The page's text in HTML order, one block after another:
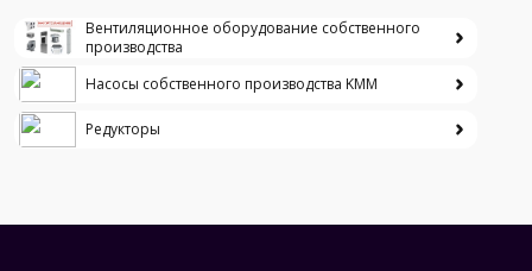
Вентиляционное оборудование собственного
производства
Насосы собственного производства KMM
Редукторы